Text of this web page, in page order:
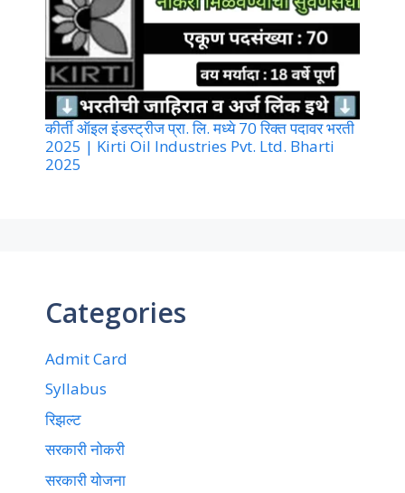
कीर्ती ऑइल इंडस्ट्रीज प्रा. लि. मध्ये 70 रिक्त पदावर भरती
2025 | Kirti Oil Industries Pvt. Ltd. Bharti
2025
Categories
Admit Card
Syllabus
रिझल्ट
सरकारी नोकरी
सरकारी योजना